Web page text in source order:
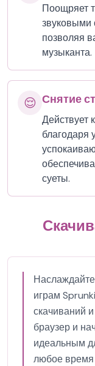
Поощряет
звуковыми
позволяя
музыканта.
😌 Снятие
Действует
благодаря
суеты.
играм
скачиваний
браузер и
идеальным
любое время